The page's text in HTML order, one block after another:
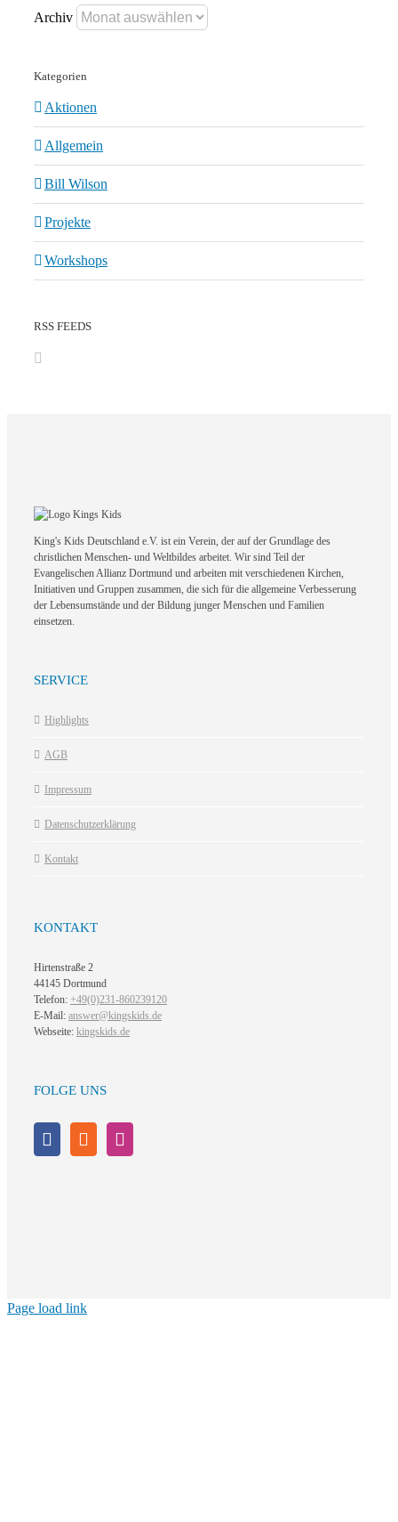
Archiv
Kategorien
Aktionen
Allgemein
Bill Wilson
Projekte
Workshops
RSS FEEDS
King's Kids Deutschland e.V. ist ein Verein, der auf der Grundlage des
christlichen Menschen- und Weltbildes arbeitet. Wir sind Teil der
Evangelischen Allianz Dortmund und arbeiten mit verschiedenen Kirchen,
Initiativen und Gruppen zusammen, die sich für die allgemeine Verbesserung
der Lebensumstände und der Bildung junger Menschen und Familien
einsetzen.
SERVICE
Highlights
AGB
Impressum
Datenschutzerklärung
Kontakt
KONTAKT
Hirtenstraße 2
44145 Dortmund
Telefon: +49(0)231-860239120
E-Mail: answer@kingskids.de
Webseite: kingskids.de
FOLGE UNS
Page load link